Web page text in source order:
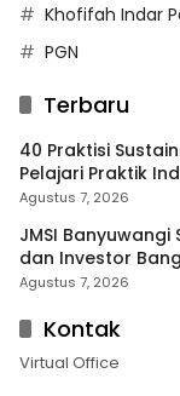
Khofifah Indar
PGN
Terbaru
40 Praktisi
Pelajari Praktik
Agustus 7, 2026
JMSI
dan Investor
Agustus 7, 2026
Kontak
Virtual Office